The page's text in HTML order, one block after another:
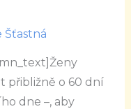
Šťastná
přibližně o 60 dní
dne –, aby